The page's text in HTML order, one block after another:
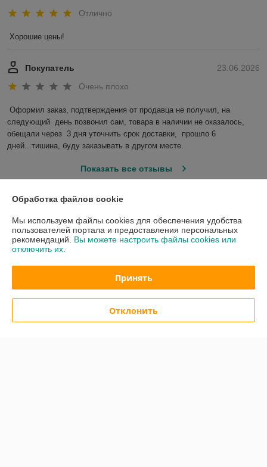
Отлично
Хорошие цены!
23.06.2026
Покупатель
Очень плохо
Оформил заказ, подтверждения от продавца не получил, на
следующий  день позвонил сам, товара в наличии не оказалось,
обещали через  3 дня уточнить срок доставки,  прошло 6
дней...тишина, буду заказывать в другом месте.
Показать все отзывы
Контакты
Доставка и оплата
Полная версия сайта
Обработка файлов cookie
Мы используем файлы cookies для обеспечения удобства
пользователей портала и предоставления персональных
рекомендаций. Вы можете настроить файлы cookies или
отключить их.
Принять
Отклонить